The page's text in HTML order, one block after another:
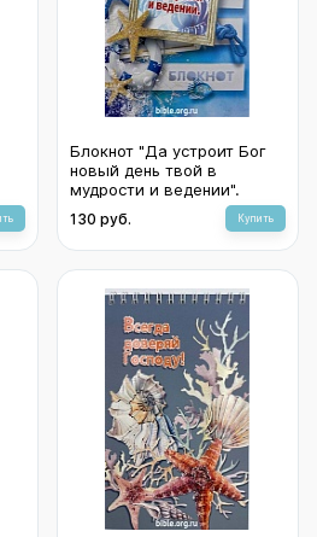
Блокнот "Да устроит Бог
новый день твой в
мудрости и ведении".
130 руб. Купить